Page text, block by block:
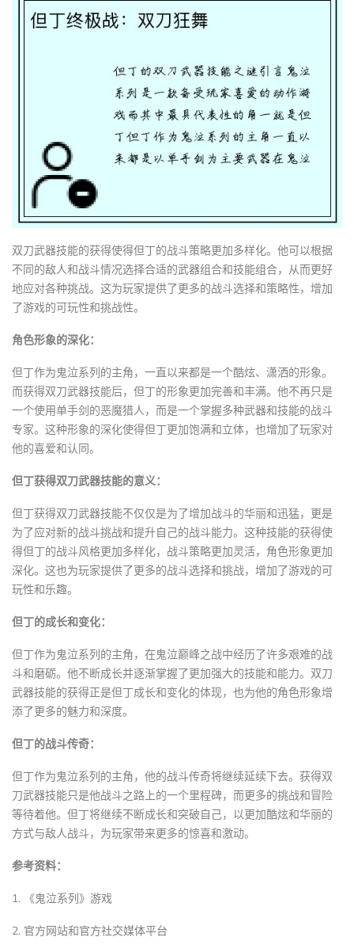
双刀武器技能的获得使得但丁的战斗策略更加多样化。他可以根据
不同的敌人和战斗情况选择合适的武器组合和技能组合，从而更好
地应对各种挑战。这为玩家提供了更多的战斗选择和策略性，增加
了游戏的可玩性和挑战性。
角色形象的深化：
但丁作为鬼泣系列的主角，一直以来都是一个酷炫、潇洒的形象。
而获得双刀武器技能后，但丁的形象更加完善和丰满。他不再只是
一个使用单手剑的恶魔猎人，而是一个掌握多种武器和技能的战斗
专家。这种形象的深化使得但丁更加饱满和立体，也增加了玩家对
他的喜爱和认同。
但丁获得双刀武器技能的意义：
但丁获得双刀武器技能不仅仅是为了增加战斗的华丽和迅猛，更是
为了应对新的战斗挑战和提升自己的战斗能力。这种技能的获得使
得但丁的战斗风格更加多样化，战斗策略更加灵活，角色形象更加
深化。这也为玩家提供了更多的战斗选择和挑战，增加了游戏的可
玩性和乐趣。
但丁的成长和变化：
但丁作为鬼泣系列的主角，在鬼泣巅峰之战中经历了许多艰难的战
斗和磨砺。他不断成长并逐渐掌握了更加强大的技能和能力。双刀
武器技能的获得正是但丁成长和变化的体现，也为他的角色形象增
添了更多的魅力和深度。
但丁的战斗传奇：
但丁作为鬼泣系列的主角，他的战斗传奇将继续延续下去。获得双
刀武器技能只是他战斗之路上的一个里程碑，而更多的挑战和冒险
等待着他。但丁将继续不断成长和突破自己，以更加酷炫和华丽的
方式与敌人战斗，为玩家带来更多的惊喜和激动。
参考资料：
1. 《鬼泣系列》游戏
2. 官方网站和官方社交媒体平台